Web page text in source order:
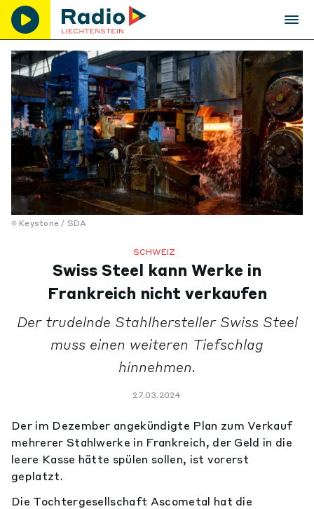
Keystone / SDA
SCHWEIZ
Swiss Steel kann Werke in
Frankreich nicht verkaufen
Der trudelnde Stahlhersteller Swiss Steel
muss einen weiteren Tiefschlag
hinnehmen.
27.03.2024
Der im Dezember angekündigte Plan zum Verkauf
mehrerer Stahlwerke in Frankreich, der Geld in die
leere Kasse hätte spülen sollen, ist vorerst
geplatzt.
Die Tochtergesellschaft Ascometal hat die